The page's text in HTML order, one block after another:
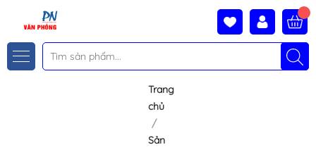
Trang
chủ
Sản